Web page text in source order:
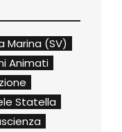
Marina (SV)
Animati
Statella